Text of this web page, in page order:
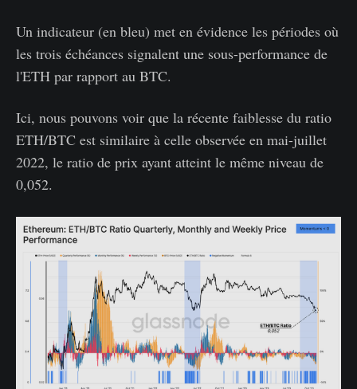
Un indicateur (en bleu) met en évidence les périodes où
les trois échéances signalent une sous-performance de
l'ETH par rapport au BTC.
Ici, nous pouvons voir que la récente faiblesse du ratio
ETH/BTC est similaire à celle observée en mai-juillet
2022, le ratio de prix ayant atteint le même niveau de
0,052.